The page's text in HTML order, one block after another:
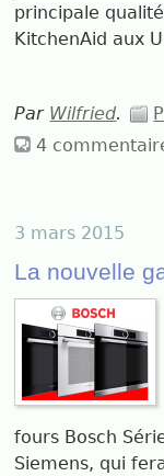
principale
KitchenAid aux
Par Wilfried.
4
3 mars 2015
La nouvelle
fours Bosch
Siemens, qui